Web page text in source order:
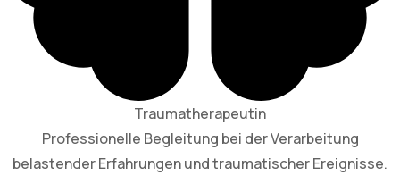
Traumatherapeutin
Professionelle Begleitung bei der Verarbeitung
belastender Erfahrungen und traumatischer Ereignisse.